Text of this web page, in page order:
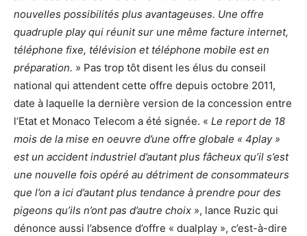
nouvelles possibilités plus avantageuses. Une offre
quadruple play qui réunit sur une même facture internet,
téléphone fixe, télévision et téléphone mobile est en
préparation. » Pas trop tôt disent les élus du conseil
national qui attendent cette offre depuis octobre 2011,
date à laquelle la dernière version de la concession entre
l’Etat et Monaco Telecom a été signée. « Le report de 18
mois de la mise en oeuvre d’une offre globale « 4play »
est un accident industriel d’autant plus fâcheux qu’il s’est
une nouvelle fois opéré au détriment de consommateurs
que l’on a ici d’autant plus tendance à prendre pour des
pigeons qu’ils n’ont pas d’autre choix », lance Ruzic qui
dénonce aussi l’absence d’offre « dualplay », c’est-à-dire